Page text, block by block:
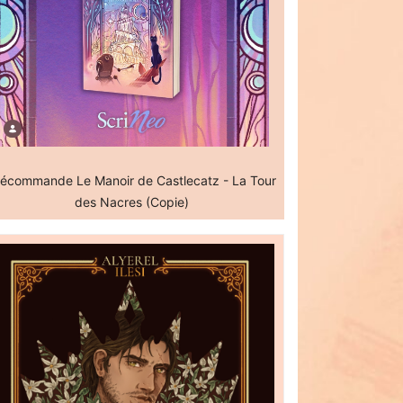
Le Manoir de Castlecatz - La Tour
des Nacres (Copie)